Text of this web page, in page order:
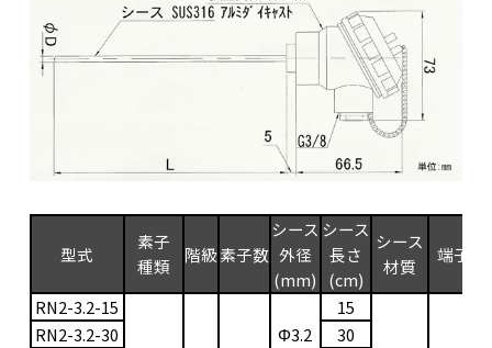
型式
素子
種類
階級素子数
シース
外径
(mm)
シース
長さ
(cm)
シース
材質
端子箱
RN2-3.2-15
Φ3.2
15
RN2-3.2-30
30